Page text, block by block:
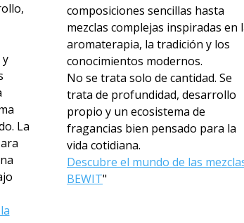
La
composiciones sencillas hasta
mezclas complejas inspiradas en
aromaterapia, la tradición y los
conocimientos modernos.
No se trata solo de cantidad. Se
trata de profundidad, desarrollo
propio y un ecosistema de
fragancias bien pensado para la
vida cotidiana.
Descubre el mundo de las
BEWIT"